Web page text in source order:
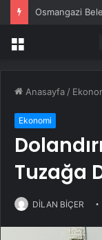
Osmangazi
Menü
Anasayfa /
Ekonomi
Tuzağa
DİLAN BİÇER